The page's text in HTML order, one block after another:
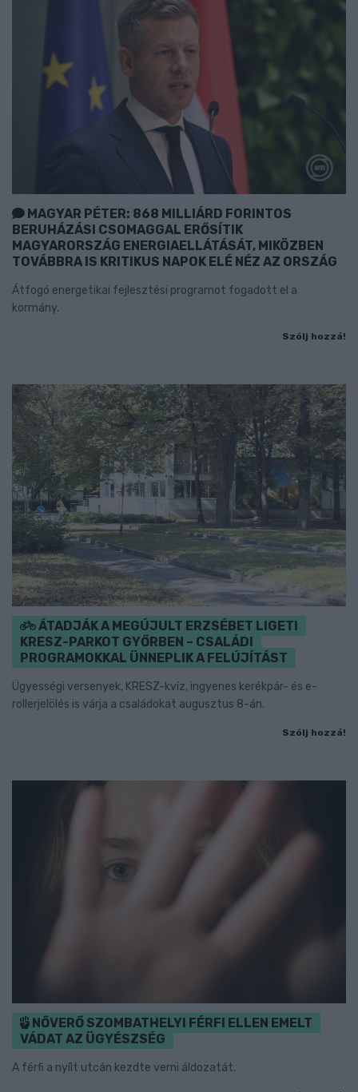
MAGYAR PÉTER: 868 MILLIÁRD FORINTOS
BERUHÁZÁSI CSOMAGGAL ERŐSÍTIK
MAGYARORSZÁG ENERGIAELLÁTÁSÁT, MIKÖZBEN
TOVÁBBRA IS KRITIKUS NAPOK ELÉ NÉZ AZ ORSZÁG
Átfogó energetikai fejlesztési programot fogadott el a
kormány.
Szólj hozzá!
ÁTADJÁK A MEGÚJULT ERZSÉBET LIGETI
KRESZ-PARKOT GYŐRBEN – CSALÁDI
PROGRAMOKKAL ÜNNEPLIK A FELÚJÍTÁST
Ügyességi versenyek, KRESZ-kvíz, ingyenes kerékpár- és e-
rollerjelölés is várja a családokat augusztus 8-án.
Szólj hozzá!
NŐVERŐ SZOMBATHELYI FÉRFI ELLEN EMELT
VÁDAT AZ ÜGYÉSZSÉG
A férfi a nyílt utcán kezdte verni áldozatát.